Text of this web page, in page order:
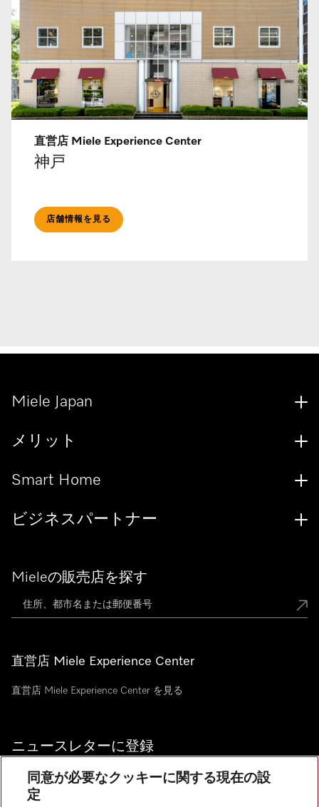
直営店 Miele Experience Center
神戸
店舗情報を見る
Mieleの販売店を探す
直営店 Miele Experience Center
直営店 Miele Experience Center を見る
ニュースレターに登録
Miele Japan
メリット
Smart Home
ビジネスパートナー
同意が必要なクッキーに関する現在の設
定